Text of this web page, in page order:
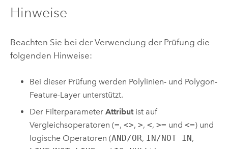
Hinweise
Beachten Sie bei der Verwendung der Prüfung die
folgenden Hinweise:
Bei dieser Prüfung werden Polylinien- und Polygon-
Feature-Layer unterstützt.
Der FilterparameterAttributist auf
Vergleichsoperatoren (=,<>,>,<,>= und<=) und
logische Operatoren (AND/OR, IN/NOT IN,